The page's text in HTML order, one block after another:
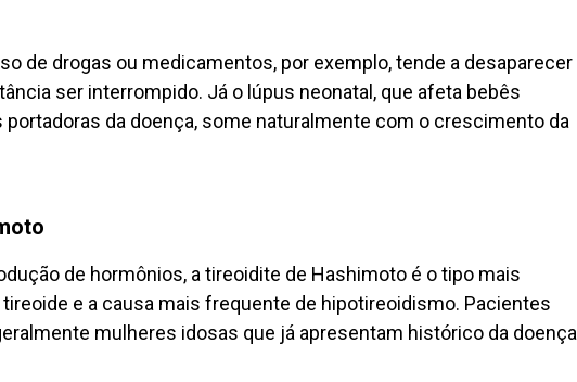
de drogas ou medicamentos, por exemplo, tende a desaparecer
ser interrompido. Já o lúpus neonatal, que afeta bebês
da doença, some naturalmente com o crescimento da
de hormônios, a tireoidite de Hashimoto é o tipo mais
e a causa mais frequente de hipotireoidismo. Pacientes
mulheres idosas que já apresentam histórico da doença